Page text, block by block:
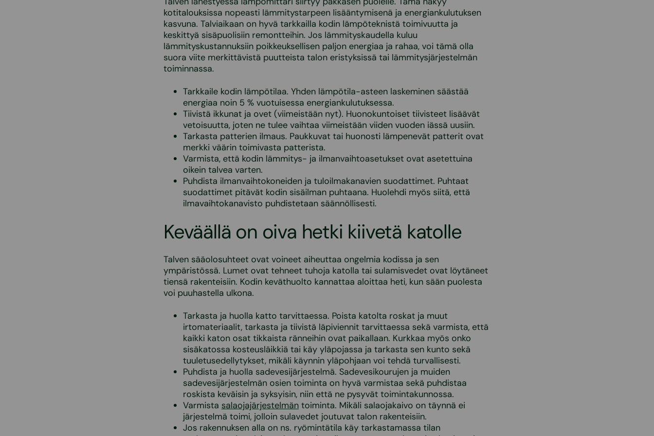
kotitalouksissa nopeasti lämmitystarpeen lisääntymisenä ja energiankulutuksen
kasvuna. Talviaikaan on hyvä tarkkailla kodin lämpöteknistä toimivuutta ja
keskittyä sisäpuolisiin remontteihin. Jos lämmityskaudella kuluu
lämmityskustannuksiin poikkeuksellisen paljon energiaa ja rahaa, voi tämä olla
suora viite merkittävistä puutteista talon eristyksissä tai lämmitysjärjestelmän
toiminnassa.
Tarkkaile kodin lämpötilaa. Yhden lämpötila-asteen laskeminen säästää
energiaa noin 5 % vuotuisessa energiankulutuksessa.
Tiivistä ikkunat ja ovet (viimeistään nyt). Huonokuntoiset tiivisteet lisäävät
vetoisuutta, joten ne tulee vaihtaa viimeistään viiden vuoden iässä uusiin.
Tarkasta patterien ilmaus. Paukkuvat tai huonosti lämpenevät patterit ovat
merkki väärin toimivasta patterista.
Varmista, että kodin lämmitys- ja ilmanvaihtoasetukset ovat asetettuina
oikein talvea varten.
Puhdista ilmanvaihtokoneiden ja tuloilmakanavien suodattimet. Puhtaat
suodattimet pitävät kodin sisäilman puhtaana. Huolehdi myös siitä, että
ilmavaihtokanavisto puhdistetaan säännöllisesti.
Keväällä on oiva hetki kiivetä katolle
Talven sääolosuhteet ovat voineet aiheuttaa ongelmia kodissa ja sen
ympäristössä. Lumet ovat tehneet tuhoja katolla tai sulamisvedet ovat löytäneet
tiensä rakenteisiin. Kodin keväthuolto kannattaa aloittaa heti, kun sään puolesta
voi puuhastella ulkona.
Tarkasta ja huolla katto tarvittaessa. Poista katolta roskat ja muut
irtomateriaalit, tarkasta ja tiivistä läpiviennit tarvittaessa sekä varmista, että
kaikki katon osat tikkaista ränneihin ovat paikallaan. Kurkkaa myös onko
sisäkatossa kosteusläikkiä tai käy yläpojassa ja tarkasta sen kunto sekä
tuuletusedellytykset, mikäli käynnin yläpohjaan voi tehdä turvallisesti.
Puhdista ja huolla sadevesijärjestelmä. Sadevesikourujen ja muiden
sadevesijärjestelmän osien toiminta on hyvä varmistaa sekä puhdistaa
roskista keväisin ja syksyisin, niin että ne pysyvät toimintakunnossa.
Varmista salaojajärjestelmän toiminta. Mikäli salaojakaivo on täynnä ei
järjestelmä toimi, jolloin sulavedet joutuvat talon rakenteisiin.
Jos rakennuksen alla on ns. ryömintätila käy tarkastamassa tilan